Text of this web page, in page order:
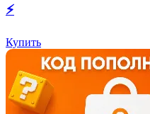
⚡
Купить